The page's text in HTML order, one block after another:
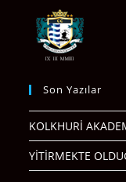
Son Yazılar
KOLKHURİ
YİTİRMEKTE